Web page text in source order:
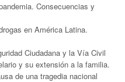
Consecuencias y
en América Latina.
Ciudadana y la Vía Civil
y su extensión a la familia.
de una tragedia nacional